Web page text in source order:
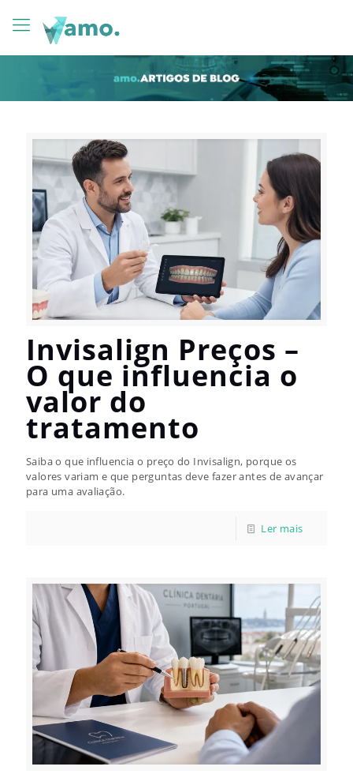
Invisalign Preços –
O que influencia o
valor do
tratamento
Saiba o que influencia o preço do Invisalign, porque os
valores variam e que perguntas deve fazer antes de avançar
para uma avaliação.